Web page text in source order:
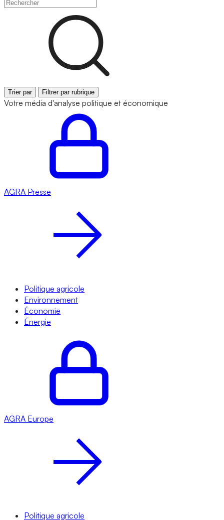
Trier par Filtrer par rubrique
Votre média d'analyse politique et économique
AGRA Presse
Politique agricole
Environnement
Économie
Énergie
AGRA Europe
Politique agricole